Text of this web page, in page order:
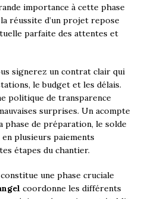
importance à cette phase
réussite d’un projet repose
parfaite des attentes et
signerez un contrat clair qui
le budget et les délais.
politique de transparence
surprises. Un acompte
phase de préparation, le solde
plusieurs paiements
étapes du chantier.
une phase cruciale
coordonne les différents